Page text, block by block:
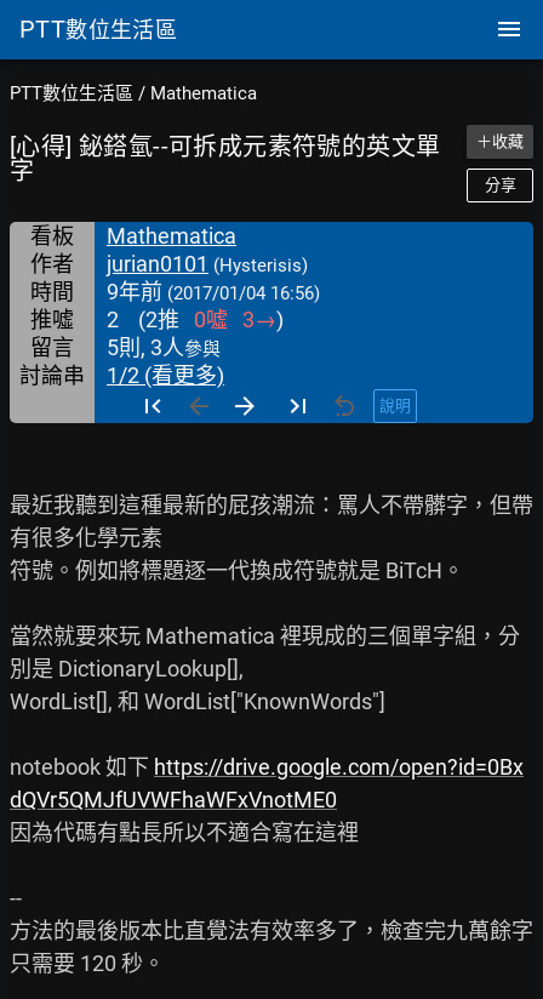
PTT數位生活區
PTT數位生活區 / Mathematica
[心得] 鉍鎝氫--可拆成元素符號的英文單
字
＋收藏
分享
看板
Mathematica
作者
jurian0101 (Hysterisis)
時間 9年前 (2017/01/04 16:56)
推噓 2 (2推 0噓 3→)
留言
5則, 3人參與
討論串 1/2 (看更多)
說明
最近我聽到這種最新的屁孩潮流：罵人不帶髒字，但帶
有很多化學元素
符號。例如將標題逐一代換成符號就是 BiTcH。
當然就要來玩 Mathematica 裡現成的三個單字組，分
別是 DictionaryLookup[],
WordList[], 和 WordList["KnownWords"]
notebook 如下 https://drive.google.com/open?id=0Bx
dQVr5QMJfUVWFhaWFxVnotME0
因為代碼有點長所以不適合寫在這裡
--
方法的最後版本比直覺法有效率多了，檢查完九萬餘字
只需要 120 秒。